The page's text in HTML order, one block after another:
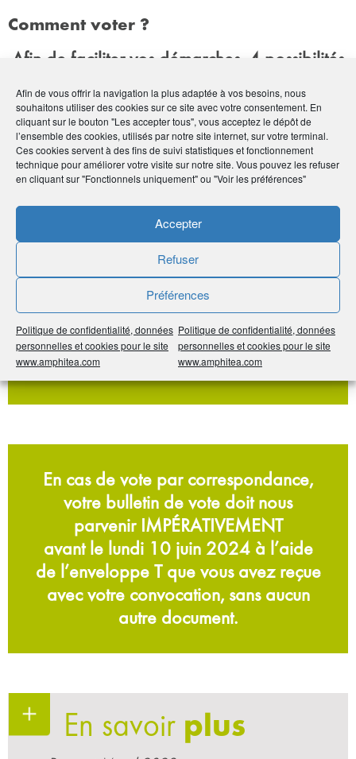
Afin de vous offrir la navigation la plus adaptée à vos besoins, nous
souhaitons utiliser des cookies sur ce site avec votre consentement. En
cliquant sur le bouton "Les accepter tous", vous acceptez le dépôt de
l’ensemble des cookies, utilisés par notre site internet, sur votre terminal.
Ces cookies servent à des fins de suivi statistiques et fonctionnement
technique pour améliorer votre visite sur notre site. Vous pouvez les refuser
en cliquant sur "Fonctionnels uniquement" ou "Voir les préférences"
Accepter
Refuser
Préférences
Politique de confidentialité, données
personnelles et cookies pour le site
www.amphitea.com
Politique de confidentialité, données
personnelles et cookies pour le site
www.amphitea.com
Comment voter ?
Afin de faciliter vos démarches, 4 possibilités
Votre vote par Internet doit être
enregistré IMPÉRATIVEMENT
entre le mardi 7 mai et le lundi 10 juin
2024 à 15h00
Pour accéder à la plateforme de vote
En cas de vote par correspondance,
votre bulletin de vote doit nous
parvenir IMPÉRATIVEMENT
avant le lundi 10 juin 2024 à l’aide
de l’enveloppe T que vous avez reçue
avec votre convocation, sans aucun
autre document.
En savoir plus